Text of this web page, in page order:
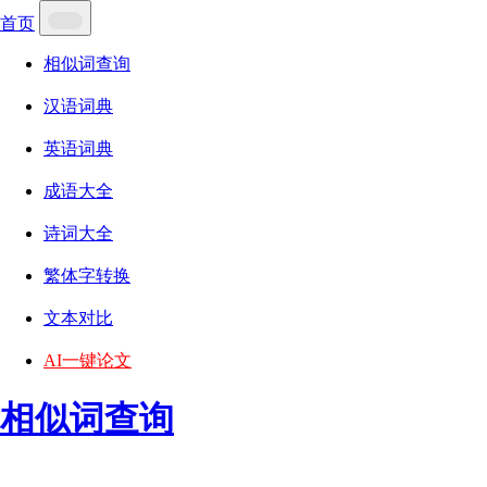
首页
相似词查询
汉语词典
英语词典
成语大全
诗词大全
繁体字转换
文本对比
AI一键论文
相似词查询